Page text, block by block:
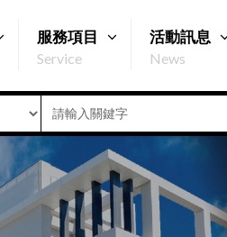
服務項目
Service
活動訊息
News